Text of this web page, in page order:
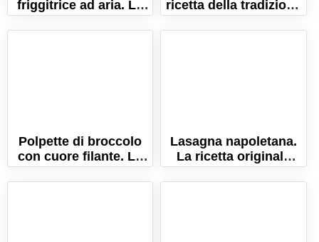
friggitrice ad aria. La
ricetta leggera e
sfiziosa!
ricetta della tradizione
britannica
Polpette di broccolo
con cuore filante. La
ricetta sfiziosa per
tutti!
Lasagna napoletana.
La ricetta originale
delle feste!